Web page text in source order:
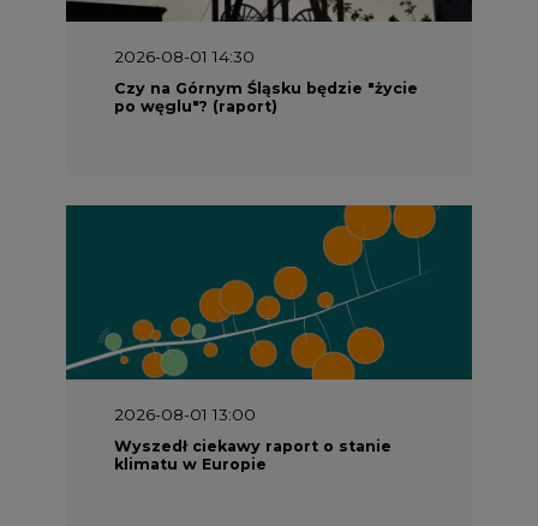
2026-08-01 14:30
Czy na Górnym Śląsku będzie "życie
po węglu"? (raport)
2026-08-01 13:00
Wyszedł ciekawy raport o stanie
klimatu w Europie